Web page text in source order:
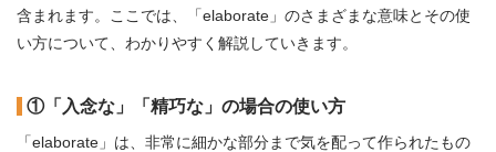
含まれます。ここでは、「elaborate」のさまざまな意味とその使
い方について、わかりやすく解説していきます。
①「入念な」「精巧な」の場合の使い方
「elaborate」は、非常に細かな部分まで気を配って作られたもの